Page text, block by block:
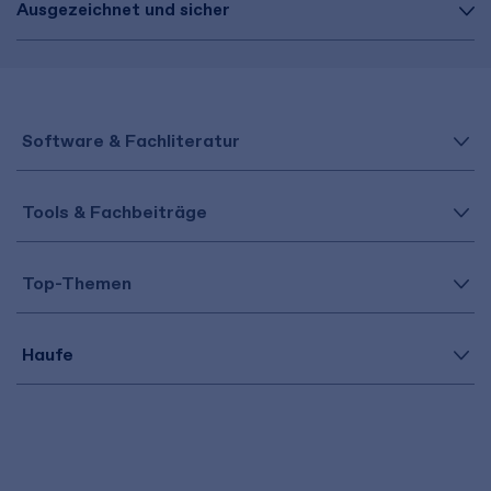
Ausgezeichnet und sicher
Software & Fachliteratur
Tools & Fachbeiträge
Top-Themen
Haufe